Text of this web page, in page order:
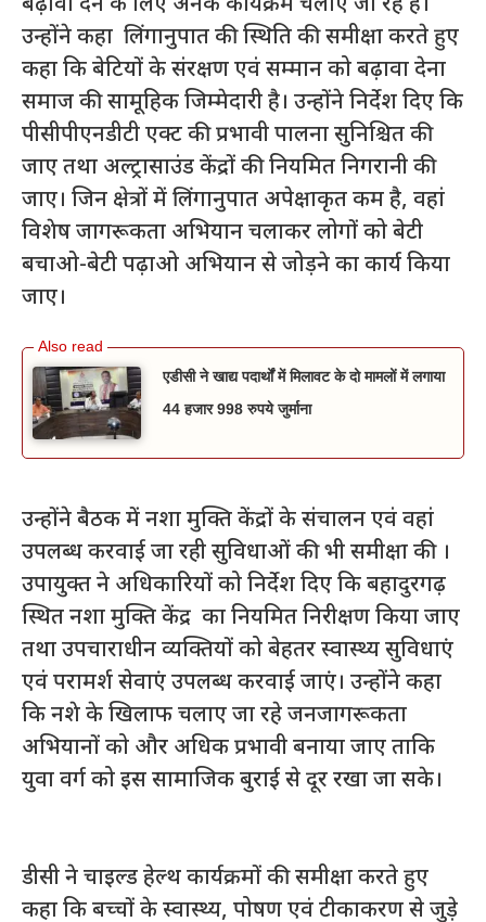
उन्होंने कहा लिंगानुपात की स्थिति की समीक्षा करते हुए
कहा कि बेटियों के संरक्षण एवं सम्मान को बढ़ावा देना
समाज की सामूहिक जिम्मेदारी है। उन्होंने निर्देश दिए कि
पीसीपीएनडीटी एक्ट की प्रभावी पालना सुनिश्चित की
जाए तथा अल्ट्रासाउंड केंद्रों की नियमित निगरानी की
जाए। जिन क्षेत्रों में लिंगानुपात अपेक्षाकृत कम है, वहां
विशेष जागरूकता अभियान चलाकर लोगों को बेटी
बचाओ-बेटी पढ़ाओ अभियान से जोड़ने का कार्य किया
जाए।
एडीसी ने खाद्य पदार्थों में मिलावट के दो मामलों में लगाया
44 हजार 998 रुपये जुर्माना
उन्होंने बैठक में नशा मुक्ति केंद्रों के संचालन एवं वहां
उपलब्ध करवाई जा रही सुविधाओं की भी समीक्षा की ।
उपायुक्त ने अधिकारियों को निर्देश दिए कि बहादुरगढ़
स्थित नशा मुक्ति केंद्र का नियमित निरीक्षण किया जाए
तथा उपचाराधीन व्यक्तियों को बेहतर स्वास्थ्य सुविधाएं
एवं परामर्श सेवाएं उपलब्ध करवाई जाएं। उन्होंने कहा
कि नशे के खिलाफ चलाए जा रहे जनजागरूकता
अभियानों को और अधिक प्रभावी बनाया जाए ताकि
युवा वर्ग को इस सामाजिक बुराई से दूर रखा जा सके।
डीसी ने चाइल्ड हेल्थ कार्यक्रमों की समीक्षा करते हुए
कहा कि बच्चों के स्वास्थ्य, पोषण एवं टीकाकरण से जुड़े